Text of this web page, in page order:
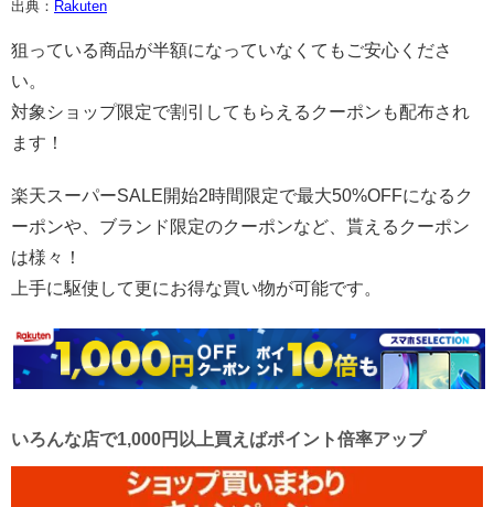
出典： Rakuten
狙っている商品が半額になっていなくてもご安心くださ
い。
対象ショップ限定で割引してもらえるクーポンも配布され
ます！
楽天スーパーSALE開始2時間限定で最大50%OFFになるク
ーポンや、ブランド限定のクーポンなど、貰えるクーポン
は様々！
上手に駆使して更にお得な買い物が可能です。
いろんな店で1,000円以上買えばポイント倍率アップ